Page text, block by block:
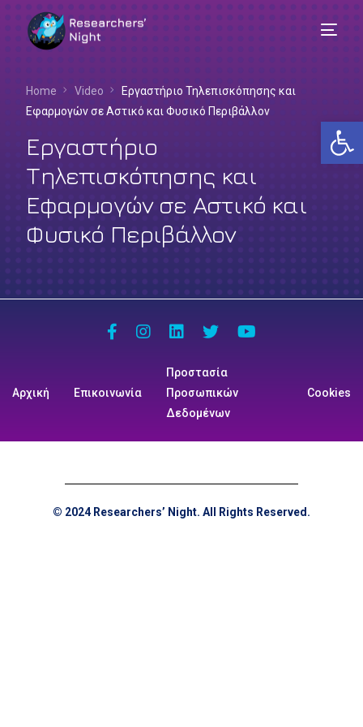
Home Video
Εργαστήριο Τηλεπισκόπησης και
Εφαρμογών σε Αστικό και Φυσικό Περιβάλλον
Εργαστήριο
Τηλεπισκόπησης και
Εφαρμογών σε Αστικό και
Φυσικό Περιβάλλον
Αρχική Επικοινωνία
Προστασία
Προσωπικών
Δεδομένων
Cookies
© 2024 Researchers’ Night. All Rights Reserved.